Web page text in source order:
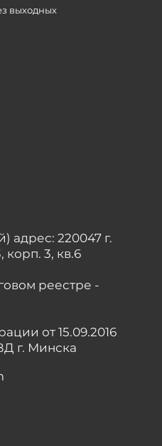
выходных
адрес: 220047 г.
корп. 3, кв.6
реестре -
от 15.09.2016
г. Минска